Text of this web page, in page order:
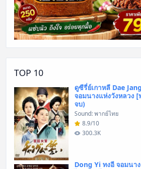
TOP 10
ดูซีรี่ย์เกาหลี Dae
จอมนางแห่งวังหลวง
จบ)
Sound: พากย์ไทย
8.9/10
300.3K
Dong Yi ทงอี จอมนา